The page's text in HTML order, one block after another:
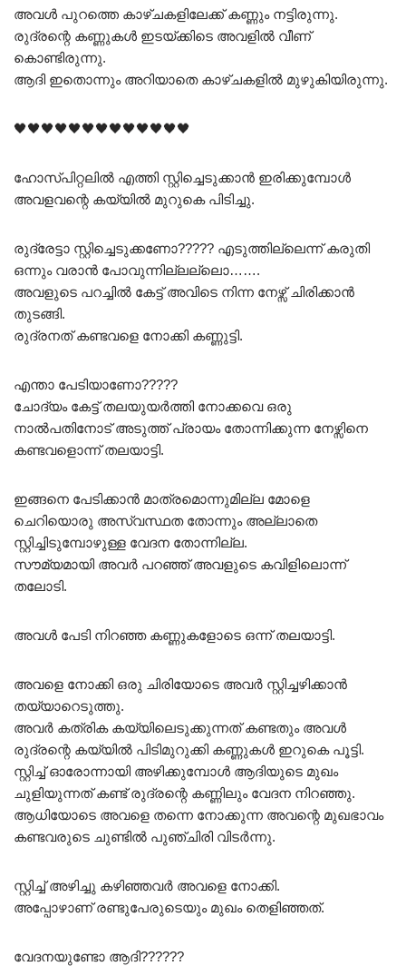
അവൾ പുറത്തെ കാഴ്‌ചകളിലേക്ക് കണ്ണും നട്ടിരുന്നു.
രുദ്രന്റെ കണ്ണുകൾ ഇടയ്ക്കിടെ അവളിൽ വീണ്
കൊണ്ടിരുന്നു.
ആദി ഇതൊന്നും അറിയാതെ കാഴ്ചകളിൽ മുഴുകിയിരുന്നു.
🖤🖤🖤🖤🖤🖤🖤🖤🖤🖤🖤🖤🖤
ഹോസ്പിറ്റലിൽ എത്തി സ്റ്റിച്ചെടുക്കാൻ ഇരിക്കുമ്പോൾ
അവളവന്റെ കയ്യിൽ മുറുകെ പിടിച്ചു.
രുദ്രേട്ടാ സ്റ്റിച്ചെടുക്കണോ????? എടുത്തില്ലെന്ന് കരുതി
ഒന്നും വരാൻ പോവുന്നില്ലല്ലൊ…….
അവളുടെ പറച്ചിൽ കേട്ട് അവിടെ നിന്ന നേഴ്സ് ചിരിക്കാൻ
തുടങ്ങി.
രുദ്രനത് കണ്ടവളെ നോക്കി കണ്ണുട്ടി.
എന്താ പേടിയാണോ?????
ചോദ്യം കേട്ട് തലയുയർത്തി നോക്കവെ ഒരു
നാൽപതിനോട് അടുത്ത് പ്രായം തോന്നിക്കുന്ന നേഴ്സിനെ
കണ്ടവളൊന്ന് തലയാട്ടി.
ഇങ്ങനെ പേടിക്കാൻ മാത്രമൊന്നുമില്ല മോളെ
ചെറിയൊരു അസ്വസ്ഥത തോന്നും അല്ലാതെ
സ്റ്റിച്ചിടുമ്പോഴുള്ള വേദന തോന്നില്ല.
സൗമ്യമായി അവർ പറഞ്ഞ് അവളുടെ കവിളിലൊന്ന്
തലോടി.
അവൾ പേടി നിറഞ്ഞ കണ്ണുകളോടെ ഒന്ന് തലയാട്ടി.
അവളെ നോക്കി ഒരു ചിരിയോടെ അവർ സ്റ്റിച്ചഴിക്കാൻ
തയ്യാറെടുത്തു.
അവർ കത്രിക കയ്യിലെടുക്കുന്നത് കണ്ടതും അവൾ
രുദ്രന്റെ കയ്യിൽ പിടിമുറുക്കി കണ്ണുകൾ ഇറുകെ പൂട്ടി.
സ്റ്റിച്ച് ഓരോന്നായി അഴിക്കുമ്പോൾ ആദിയുടെ മുഖം
ചുളിയുന്നത് കണ്ട് രുദ്രന്റെ കണ്ണിലും വേദന നിറഞ്ഞു.
ആധിയോടെ അവളെ തന്നെ നോക്കുന്ന അവന്റെ മുഖഭാവം
കണ്ടവരുടെ ചുണ്ടിൽ പുഞ്ചിരി വിടർന്നു.
സ്റ്റിച്ച് അഴിച്ചു കഴിഞ്ഞവർ അവളെ നോക്കി.
അപ്പോഴാണ് രണ്ടുപേരുടെയും മുഖം തെളിഞ്ഞത്.
വേദനയുണ്ടോ ആദി??????